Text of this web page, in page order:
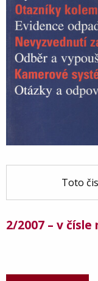
Toto
2/2007 – v